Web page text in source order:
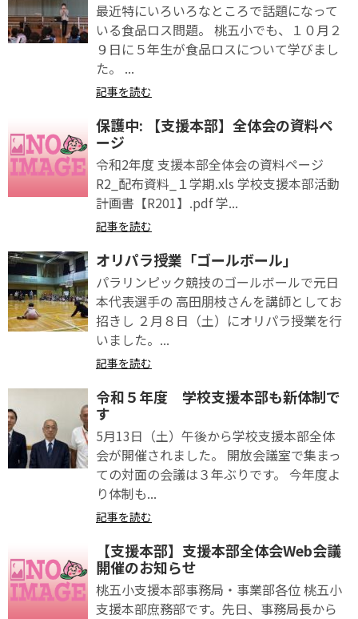
最近特にいろいろなところで話題になって
いる食品ロス問題。 桃五小でも、１０月２
９日に５年生が食品ロスについて学びまし
た。 ...
記事を読む
保護中: 【支援本部】全体会の資料ペ
ージ
令和2年度 支援本部全体会の資料ページ
R2_配布資料_１学期.xls 学校支援本部活動
計画書【R201】.pdf 学...
記事を読む
オリパラ授業「ゴールボール」
パラリンピック競技のゴールボールで元日
本代表選手の 高田朋枝さんを講師としてお
招きし ２月８日（土）にオリパラ授業を行
いました。...
記事を読む
令和５年度 学校支援本部も新体制で
す
5月13日（土）午後から学校支援本部全体
会が開催されました。 開放会議室で集まっ
ての対面の会議は３年ぶりです。 今年度よ
り体制も...
記事を読む
【支援本部】支援本部全体会Web会議
開催のお知らせ
桃五小支援本部事務局・事業部各位 桃五小
支援本部庶務部です。先日、事務局長から